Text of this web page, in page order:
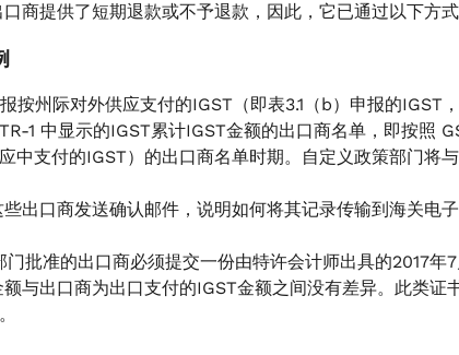
商提供了短期退款或不予退款，因此，它已通过以下方
按州际对外供应支付的IGST（即表3.1（b）申报的IGST
1 中显示的IGST累计IGST金额的出口商名单，即按照
中支付的IGST）的出口商名单时期。自定义政策部门将与
出口商发送确认邮件，说明如何将其记录传输到海关电子
门批准的出口商必须提交一份由特许会计师出具的2017年7
与出口商为出口支付的IGST金额之间没有差异。此类证